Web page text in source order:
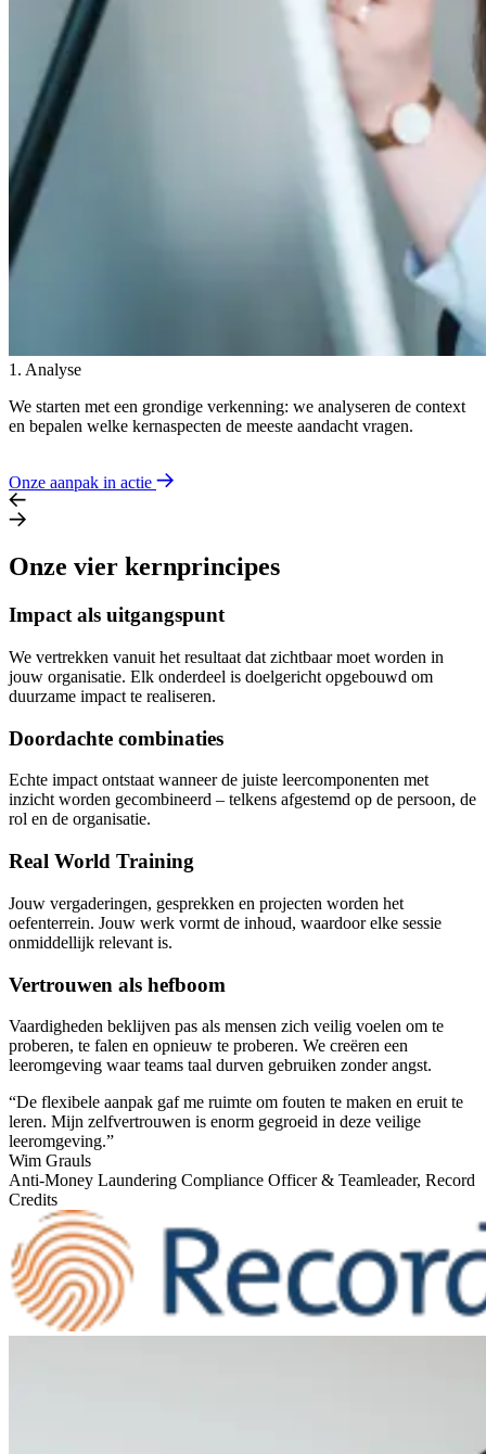
1. Analyse
We starten met een grondige verkenning: we analyseren de context
en bepalen welke kernaspecten de meeste aandacht vragen.
Onze aanpak in actie
Onze vier kernprincipes
Impact als uitgangspunt
We vertrekken vanuit het resultaat dat zichtbaar moet worden in
jouw organisatie. Elk onderdeel is doelgericht opgebouwd om
duurzame impact te realiseren.
Doordachte combinaties
Echte impact ontstaat wanneer de juiste leercomponenten met
inzicht worden gecombineerd – telkens afgestemd op de persoon, de
rol en de organisatie.
Real World Training
Jouw vergaderingen, gesprekken en projecten worden het
oefenterrein. Jouw werk vormt de inhoud, waardoor elke sessie
onmiddellijk relevant is.
Vertrouwen als hefboom
Vaardigheden beklijven pas als mensen zich veilig voelen om te
proberen, te falen en opnieuw te proberen. We creëren een
leeromgeving waar teams taal durven gebruiken zonder angst.
“De flexibele aanpak gaf me ruimte om fouten te maken en eruit te
leren. Mijn zelfvertrouwen is enorm gegroeid in deze veilige
leeromgeving.”
Wim Grauls
Anti-Money Laundering Compliance Officer & Teamleader, Record
Credits